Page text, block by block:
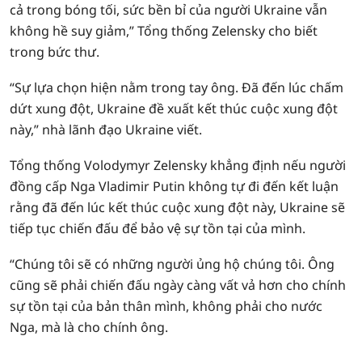
cả trong bóng tối, sức bền bỉ của người Ukraine vẫn
không hề suy giảm,” Tổng thống Zelensky cho biết
trong bức thư.
“Sự lựa chọn hiện nằm trong tay ông. Đã đến lúc chấm
dứt xung đột, Ukraine đề xuất kết thúc cuộc xung đột
này,” nhà lãnh đạo Ukraine viết.
Tổng thống Volodymyr Zelensky khẳng định nếu người
đồng cấp Nga Vladimir Putin không tự đi đến kết luận
rằng đã đến lúc kết thúc cuộc xung đột này, Ukraine sẽ
tiếp tục chiến đấu để bảo vệ sự tồn tại của mình.
“Chúng tôi sẽ có những người ủng hộ chúng tôi. Ông
cũng sẽ phải chiến đấu ngày càng vất vả hơn cho chính
sự tồn tại của bản thân mình, không phải cho nước
Nga, mà là cho chính ông.